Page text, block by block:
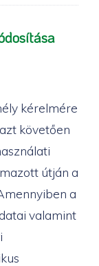
kérelmére
követően
útján a
a
valamint